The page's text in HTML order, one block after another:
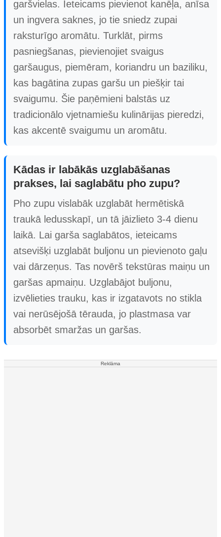
garšvielas. Ieteicams pievienot kanēļa, anīsa
un ingvera saknes, jo tie sniedz zupai
raksturīgo aromātu. Turklāt, pirms
pasniegšanas, pievienojiet svaigus
garšaugus, piemēram, koriandru un baziliku,
kas bagātina zupas garšu un piešķir tai
svaigumu. Šie paņēmieni balstās uz
tradicionālo vjetnamiešu kulinārijas pieredzi,
kas akcentē svaigumu un aromātu.
Kādas ir labākās uzglabāšanas
prakses, lai saglabātu pho zupu?
Pho zupu vislabāk uzglabāt hermētiskā
traukā ledusskapī, un tā jāizlieto 3-4 dienu
laikā. Lai garša saglabātos, ieteicams
atsevišķi uzglabāt buljonu un pievienoto gaļu
vai dārzeņus. Tas novērš tekstūras maiņu un
garšas apmaiņu. Uzglabājot buljonu,
izvēlieties trauku, kas ir izgatavots no stikla
vai nerūsējošā tērauda, jo plastmasa var
absorbēt smaržas un garšas.
Reklāma